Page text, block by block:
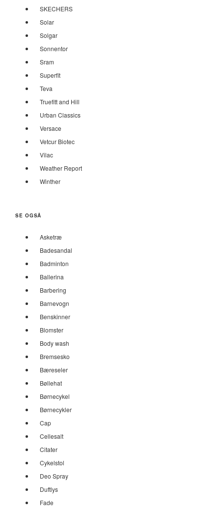
SKECHERS
Solar
Solgar
Sonnentor
Sram
Superfit
Teva
Truefitt and Hill
Urban Classics
Versace
Vetcur Biotec
Vilac
Weather Report
Winther
SE OGSÅ
Asketræ
Badesandal
Badminton
Ballerina
Barbering
Barnevogn
Benskinner
Blomster
Body wash
Bremsesko
Bæreseler
Bøllehat
Børnecykel
Børnecykler
Cap
Cellesalt
Citater
Cykelstol
Deo Spray
Duftlys
Fade